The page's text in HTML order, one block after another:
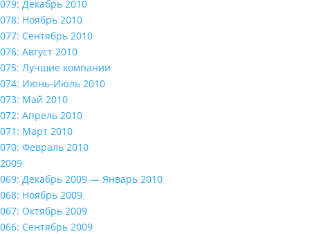
079: Декабрь 2010
078: Ноябрь 2010
077: Сентябрь 2010
076: Август 2010
075: Лучшие компании
074: Июнь-Июль 2010
073: Май 2010
072: Апрель 2010
071: Март 2010
070: Февраль 2010
2009
069: Декабрь 2009 — Январь 2010
068: Ноябрь 2009
067: Октябрь 2009
066: Сентябрь 2009